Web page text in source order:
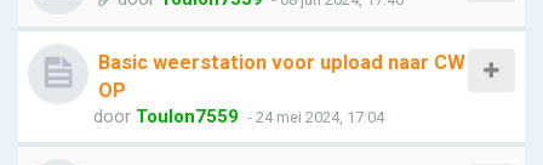
Basic weerstation voor upload naar CW
OP
door Toulon7559 - 24 mei 2024, 17:04